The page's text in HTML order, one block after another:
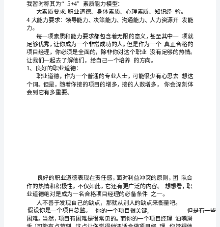
“5+4”
随着社 会主义
市场 经
济的 不
断完善 和
发 展，
中 国
软件 开
发 服